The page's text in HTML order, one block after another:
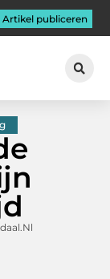
Artikel publiceren